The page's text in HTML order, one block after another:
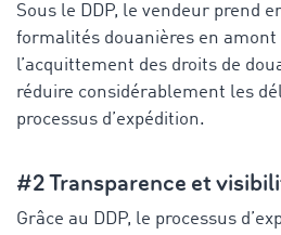
Sous le DDP, le vendeur prend
formalités douanières en amont
l’acquittement des droits de
réduire considérablement les
processus d’expédition.
#2 Transparence et
Grâce au DDP, le processus